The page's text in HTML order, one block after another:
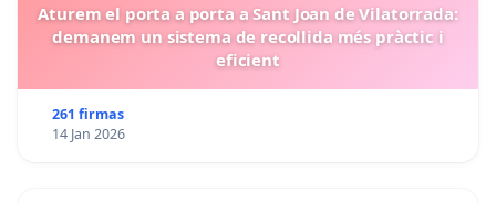
Aturem el porta a porta a Sant Joan de Vilatorrada:
demanem un sistema de recollida més pràctic i
eficient
261 firmas
14 Jan 2026